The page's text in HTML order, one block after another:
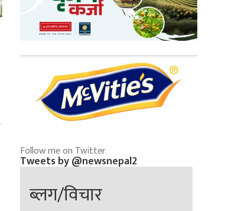
Follow me on Twitter
Tweets by @newsnepal2
ब्लग/विचार